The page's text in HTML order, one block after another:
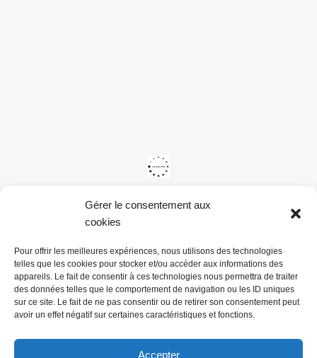
Gérer le consentement aux
cookies
Pour offrir les meilleures expériences, nous utilisons des technologies
telles que les cookies pour stocker et/ou accéder aux informations des
appareils. Le fait de consentir à ces technologies nous permettra de traiter
des données telles que le comportement de navigation ou les ID uniques
sur ce site. Le fait de ne pas consentir ou de retirer son consentement peut
avoir un effet négatif sur certaines caractéristiques et fonctions.
Accepter